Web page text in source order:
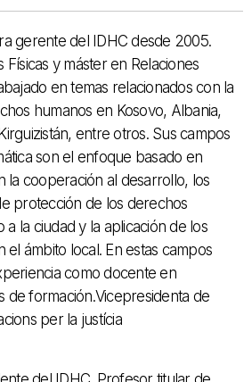
gerente del IDHC desde 2005.
Físicas y máster en Relaciones
en temas relacionados con la
humanos en Kosovo, Albania,
entre otros. Sus campos
son el enfoque basado en
la cooperación al desarrollo, los
protección de los derechos
a la ciudad y la aplicación de los
el ámbito local. En estas campos
como docente en
de formación.Vicepresidenta de
per la justícia